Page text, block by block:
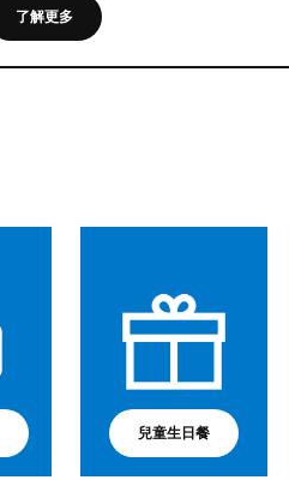
了解更多
兒童生日餐